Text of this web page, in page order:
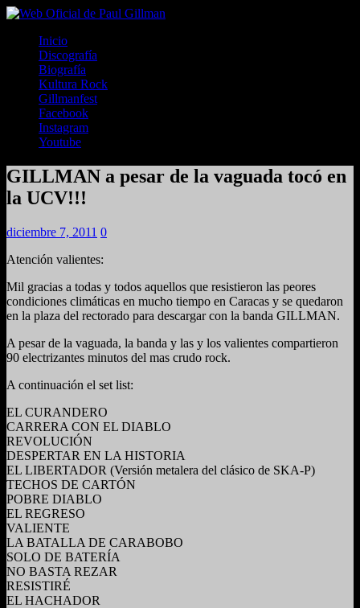
Inicio
Discografía
Biografía
Kultura Rock
Gillmanfest
Facebook
Instagram
Youtube
GILLMAN a pesar de la vaguada tocó en
la UCV!!!
diciembre 7, 2011 0
Atención valientes:
Mil gracias a todas y todos aquellos que resistieron las peores
condiciones climáticas en mucho tiempo en Caracas y se quedaron
en la plaza del rectorado para descargar con la banda GILLMAN.
A pesar de la vaguada, la banda y las y los valientes compartieron
90 electrizantes minutos del mas crudo rock.
A continuación el set list:
EL CURANDERO
CARRERA CON EL DIABLO
REVOLUCIÓN
DESPERTAR EN LA HISTORIA
EL LIBERTADOR (Versión metalera del clásico de SKA-P)
TECHOS DE CARTÓN
POBRE DIABLO
EL REGRESO
VALIENTE
LA BATALLA DE CARABOBO
SOLO DE BATERÍA
NO BASTA REZAR
RESISTIRÉ
EL HACHADOR